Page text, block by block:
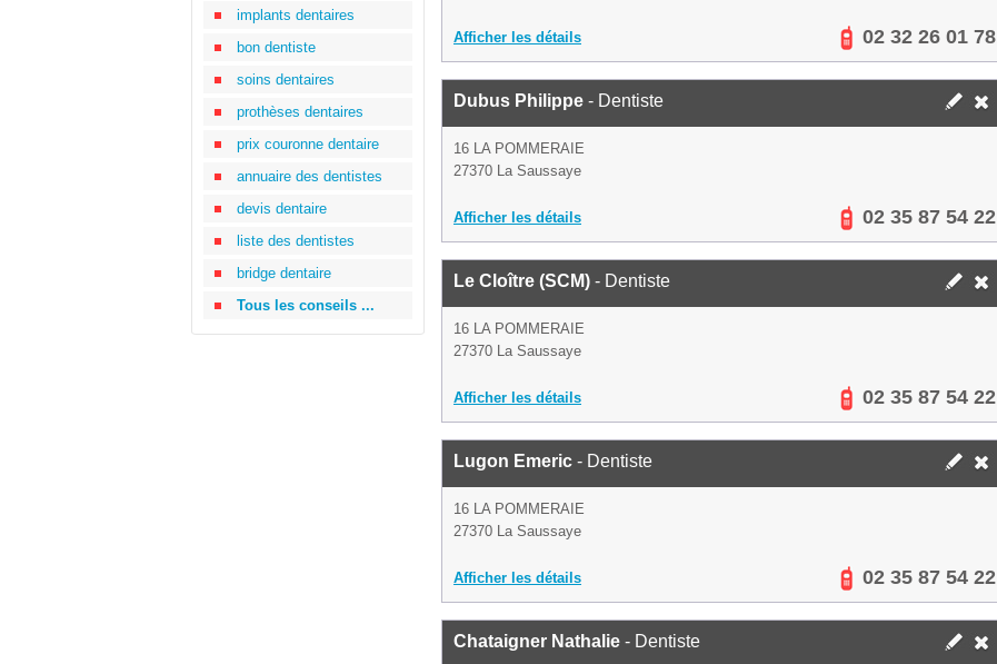
implants dentaires
bon dentiste
soins dentaires
prothèses dentaires
prix couronne dentaire
annuaire des dentistes
devis dentaire
liste des dentistes
bridge dentaire
Tous les conseils ...
Afficher les détails 02 32 26 01 78
Dubus Philippe - Dentiste
16 LA POMMERAIE
27370 La Saussaye
Afficher les détails 02 35 87 54 22
Le Cloître (SCM) - Dentiste
16 LA POMMERAIE
27370 La Saussaye
Afficher les détails 02 35 87 54 22
Lugon Emeric - Dentiste
16 LA POMMERAIE
27370 La Saussaye
Afficher les détails 02 35 87 54 22
Chataigner Nathalie - Dentiste